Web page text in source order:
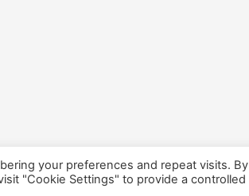
your preferences and repeat visits. By
"Cookie Settings" to provide a controlled